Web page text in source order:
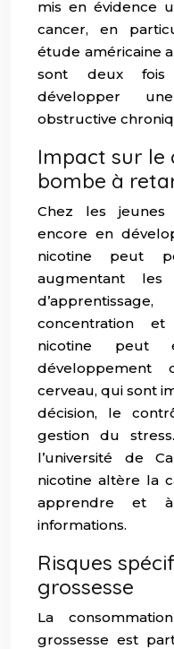
mis en évidence
cancer, en
étude américaine
sont deux fois
développer
obstructive
Impact sur le
bombe à
Chez les
encore en
nicotine peut
augmentant
concentration
nicotine peut
cerveau, qui sont
décision, le
gestion du
l’université de
nicotine altère la
apprendre et
informations.
Risques
grossesse
La
grossesse est